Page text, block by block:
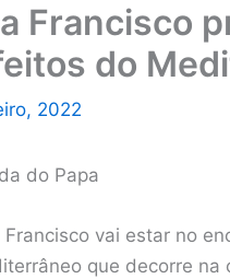
Francisco
do
2022
do Papa
Francisco vai estar no
que decorre na